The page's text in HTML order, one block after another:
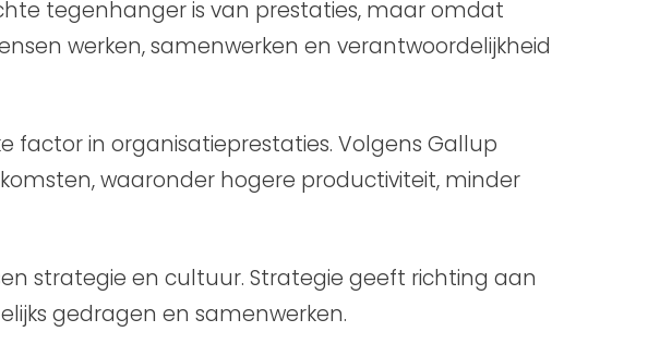
tegenhanger is van prestaties, maar omdat
werken, samenwerken en verantwoordelijkheid
factor in organisatieprestaties. Volgens Gallup
waaronder hogere productiviteit, minder
strategie en cultuur. Strategie geeft richting aan
gedragen en samenwerken.